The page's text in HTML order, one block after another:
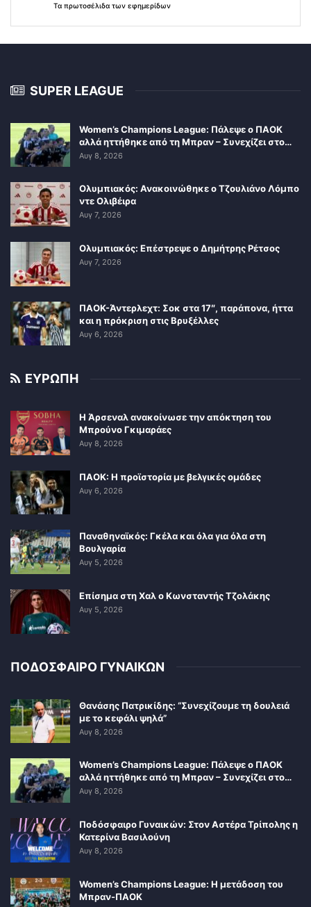
Τα πρωτοσέλιδα των εφημερίδων
SUPER LEAGUE
Women’s Champions League: Πάλεψε ο ΠΑΟΚ
αλλά ηττήθηκε από τη Μπραν – Συνεχίζει στο…
Αυγ 8, 2026
Ολυμπιακός: Ανακοινώθηκε ο Τζουλιάνο Λόμπο
ντε Ολιβέιρα
Αυγ 7, 2026
Ολυμπιακός: Επέστρεψε ο Δημήτρης Ρέτσος
Αυγ 7, 2026
ΠΑΟΚ-Άντερλεχτ: Σοκ στα 17″, παράπονα, ήττα
και η πρόκριση στις Βρυξέλλες
Αυγ 6, 2026
ΕΥΡΩΠΗ
Η Άρσεναλ ανακοίνωσε την απόκτηση του
Μπρούνο Γκιμαράες
Αυγ 8, 2026
ΠΑΟΚ: Η προϊστορία με βελγικές ομάδες
Αυγ 6, 2026
Παναθηναϊκός: Γκέλα και όλα για όλα στη
Βουλγαρία
Αυγ 5, 2026
Επίσημα στη Χαλ ο Κωνσταντής Τζολάκης
Αυγ 5, 2026
ΠΟΔΟΣΦΑΙΡΟ ΓΥΝΑΙΚΩΝ
Θανάσης Πατρικίδης: “Συνεχίζουμε τη δουλειά
με το κεφάλι ψηλά”
Αυγ 8, 2026
Women’s Champions League: Πάλεψε ο ΠΑΟΚ
αλλά ηττήθηκε από τη Μπραν – Συνεχίζει στο…
Αυγ 8, 2026
Ποδόσφαιρο Γυναικών: Στον Αστέρα Τρίπολης η
Κατερίνα Βασιλούνη
Αυγ 8, 2026
Women’s Champions League: Η μετάδοση του
Μπραν-ΠΑΟΚ